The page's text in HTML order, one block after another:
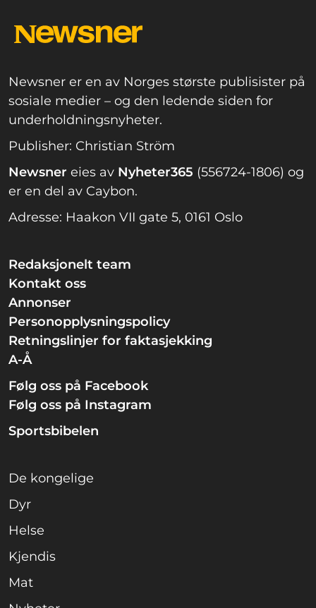
Newsner er en av Norges største publisister på
sosiale medier – og den ledende siden for
underholdningsnyheter.
Publisher: Christian Ström
Newsner eies av Nyheter365 (556724-1806) og
er en del av Caybon.
Adresse: Haakon VII gate 5, 0161 Oslo
Redaksjonelt team
Kontakt oss
Annonser
Personopplysningspolicy
Retningslinjer for faktasjekking
A-Å
Følg oss på Facebook
Følg oss på Instagram
Sportsbibelen
De kongelige
Dyr
Helse
Kjendis
Mat